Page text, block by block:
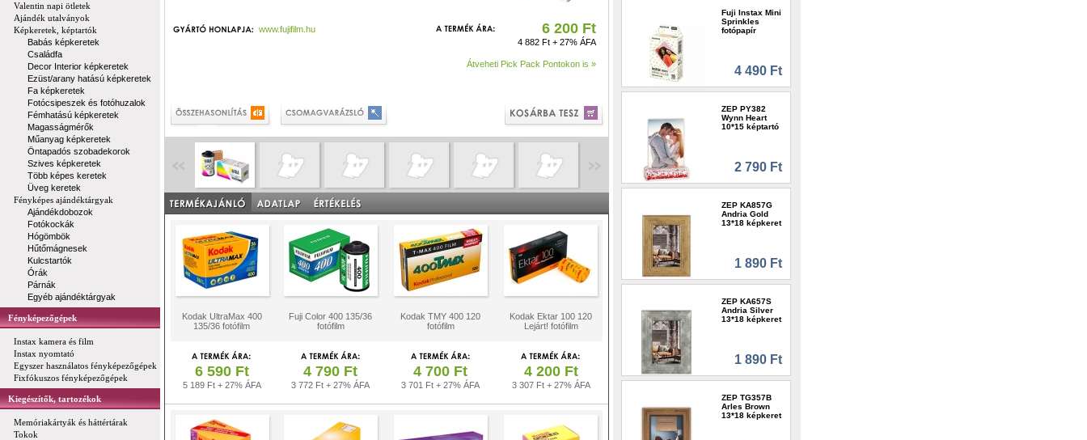
Valentin napi ötletek
Ajándék utalványok
Képkeretek, képtartók
Babás képkeretek
Családfa
Decor Interior képkeretek
Ezüst/arany hatású képkeretek
Fa képkeretek
Fotócsipeszek és fotóhuzalok
Fémhatású képkeretek
Magasságmérők
Műanyag képkeretek
Öntapadós szobadekorok
Szives képkeretek
Több képes keretek
Üveg keretek
Fényképes ajándéktárgyak
Ajándékdobozok
Fotókockák
Hógömbök
Hűtőmágnesek
Kulcstartók
Órák
Párnák
Egyéb ajándéktárgyak
Fényképezőgépek
Instax kamera és film
Instax nyomtató
Egyszer használatos fényképezőgépek
Fixfókuszos fényképezőgépek
Kiegészítők, tartozékok
Memóriakártyák és háttértárak
Tokok
www.fujifilm.hu 6 200 Ft
4 882 Ft + 27% ÁFA
Átveheti Pick Pack Pontokon is »
Kodak UltraMax 400
135/36 fotófilm
Fuji Color 400 135/36
fotófilm
Kodak TMY 400 120
fotófilm
Kodak Ektar 100 120
Lejárt! fotófilm
6 590 Ft
5 189 Ft + 27% ÁFA
4 790 Ft
3 772 Ft + 27% ÁFA
4 700 Ft
3 701 Ft + 27% ÁFA
4 200 Ft
3 307 Ft + 27% ÁFA
Fuji Instax Mini
Sprinkles
fotópapír
4 490 Ft
ZEP PY382
Wynn Heart
10*15 képtartó
2 790 Ft
ZEP KA857G
Andria Gold
13*18 képkeret
1 890 Ft
ZEP KA657S
Andria Silver
13*18 képkeret
1 890 Ft
ZEP TG357B
Arles Brown
13*18 képkeret